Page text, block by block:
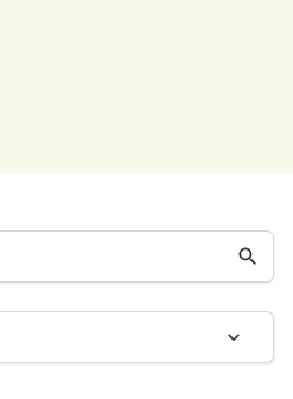
search
expand_more